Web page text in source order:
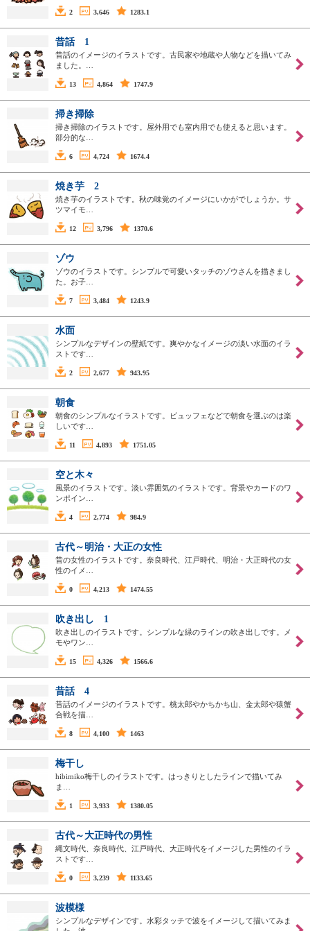
2 3,646 1283.1
昔話 1
昔話のイメージのイラストです。古民家や地蔵や人物などを描いてみ
ました。…
13 4,864 1747.9
掃き掃除
掃き掃除のイラストです。屋外用でも室内用でも使えると思います。
部分的な…
6 4,724 1674.4
焼き芋 2
焼き芋のイラストです。秋の味覚のイメージにいかがでしょうか。サ
ツマイモ…
12 3,796 1370.6
ゾウ
ゾウのイラストです。シンプルで可愛いタッチのゾウさんを描きまし
た。お子…
7 3,484 1243.9
水面
シンプルなデザインの壁紙です。爽やかなイメージの淡い水面のイラ
ストです…
2 2,677 943.95
朝食
朝食のシンプルなイラストです。ビュッフェなどで朝食を選ぶのは楽
しいです…
11 4,893 1751.05
空と木々
風景のイラストです。淡い雰囲気のイラストです。背景やカードのワ
ンポイン…
4 2,774 984.9
古代～明治・大正の女性
昔の女性のイラストです。奈良時代、江戸時代、明治・大正時代の女
性のイメ…
0 4,213 1474.55
吹き出し 1
吹き出しのイラストです。シンプルな緑のラインの吹き出しです。メ
モやワン…
15 4,326 1566.6
昔話 4
昔話のイメージのイラストです。桃太郎やかちかち山、金太郎や猿蟹
合戦を描…
8 4,100 1463
梅干し
hibimiko梅干しのイラストです。はっきりとしたラインで描いてみ
ま…
1 3,933 1380.05
古代～大正時代の男性
縄文時代、奈良時代、江戸時代、大正時代をイメージした男性のイラ
ストです…
0 3,239 1133.65
波模様
シンプルなデザインです。水彩タッチで波をイメージして描いてみま